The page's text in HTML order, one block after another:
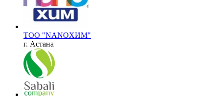
ТОО "NANOХИМ"
г. Астана